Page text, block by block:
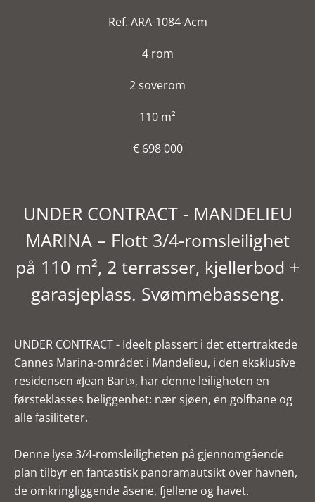
Ref. ARA-1084-Acm
4 rom
2 soverom
110 m²
€ 698 000
UNDER CONTRACT - MANDELIEU
MARINA – Flott 3/4-romsleilighet
på 110 m², 2 terrasser, kjellerbod +
garasjeplass. Svømmebasseng.
UNDER CONTRACT - Ideelt plassert i det ettertraktede
Cannes Marina-området i Mandelieu, i den eksklusive
residensen «Jean Bart», har denne leiligheten en
førsteklasses beliggenhet: nær sjøen, en golfbane og
alle fasiliteter.
Denne lyse 3/4-romsleiligheten på gjennomgående
plan tilbyr en fantastisk panoramautsikt over havnen,
de omkringliggende åsene, fjellene og havet.